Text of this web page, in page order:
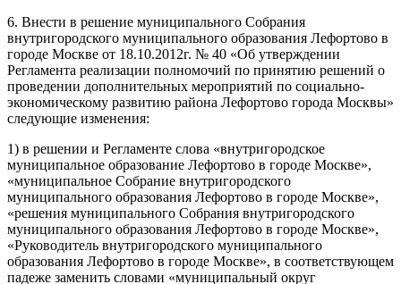
6. Внести в решение муниципального Собрания
внутригородского муниципального образования Лефортово в
городе Москве от 18.10.2012г. № 40 «Об утверждении
Регламента реализации полномочий по принятию решений о
проведении дополнительных мероприятий по социально-
экономическому развитию района Лефортово города Москвы»
следующие изменения:
1) в решении и Регламенте слова «внутригородское
муниципальное образование Лефортово в городе Москве»,
«муниципальное Собрание внутригородского
муниципального образования Лефортово в городе Москве»,
«решения муниципального Собрания внутригородского
муниципального образования Лефортово в городе Москве»,
«Руководитель внутригородского муниципального
образования Лефортово в городе Москве», в соответствующем
падеже заменить словами «муниципальный округ